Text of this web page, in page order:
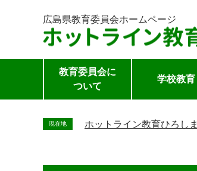
広島県教育委員会ホームページ
教育委員会に
ついて
学校教育
現在地 ホットライン教育ひろしま